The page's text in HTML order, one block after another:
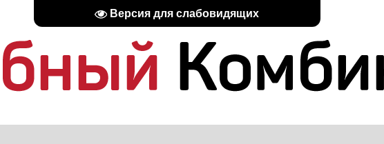
Версия для слабовидящих